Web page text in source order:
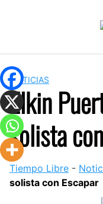
NOTICIAS
Elkin
solista
Tiempo Libre -
solista con Escapar